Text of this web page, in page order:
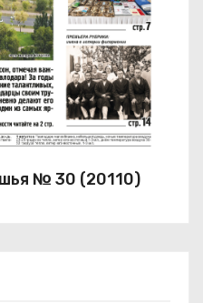
№ 30 (20110)